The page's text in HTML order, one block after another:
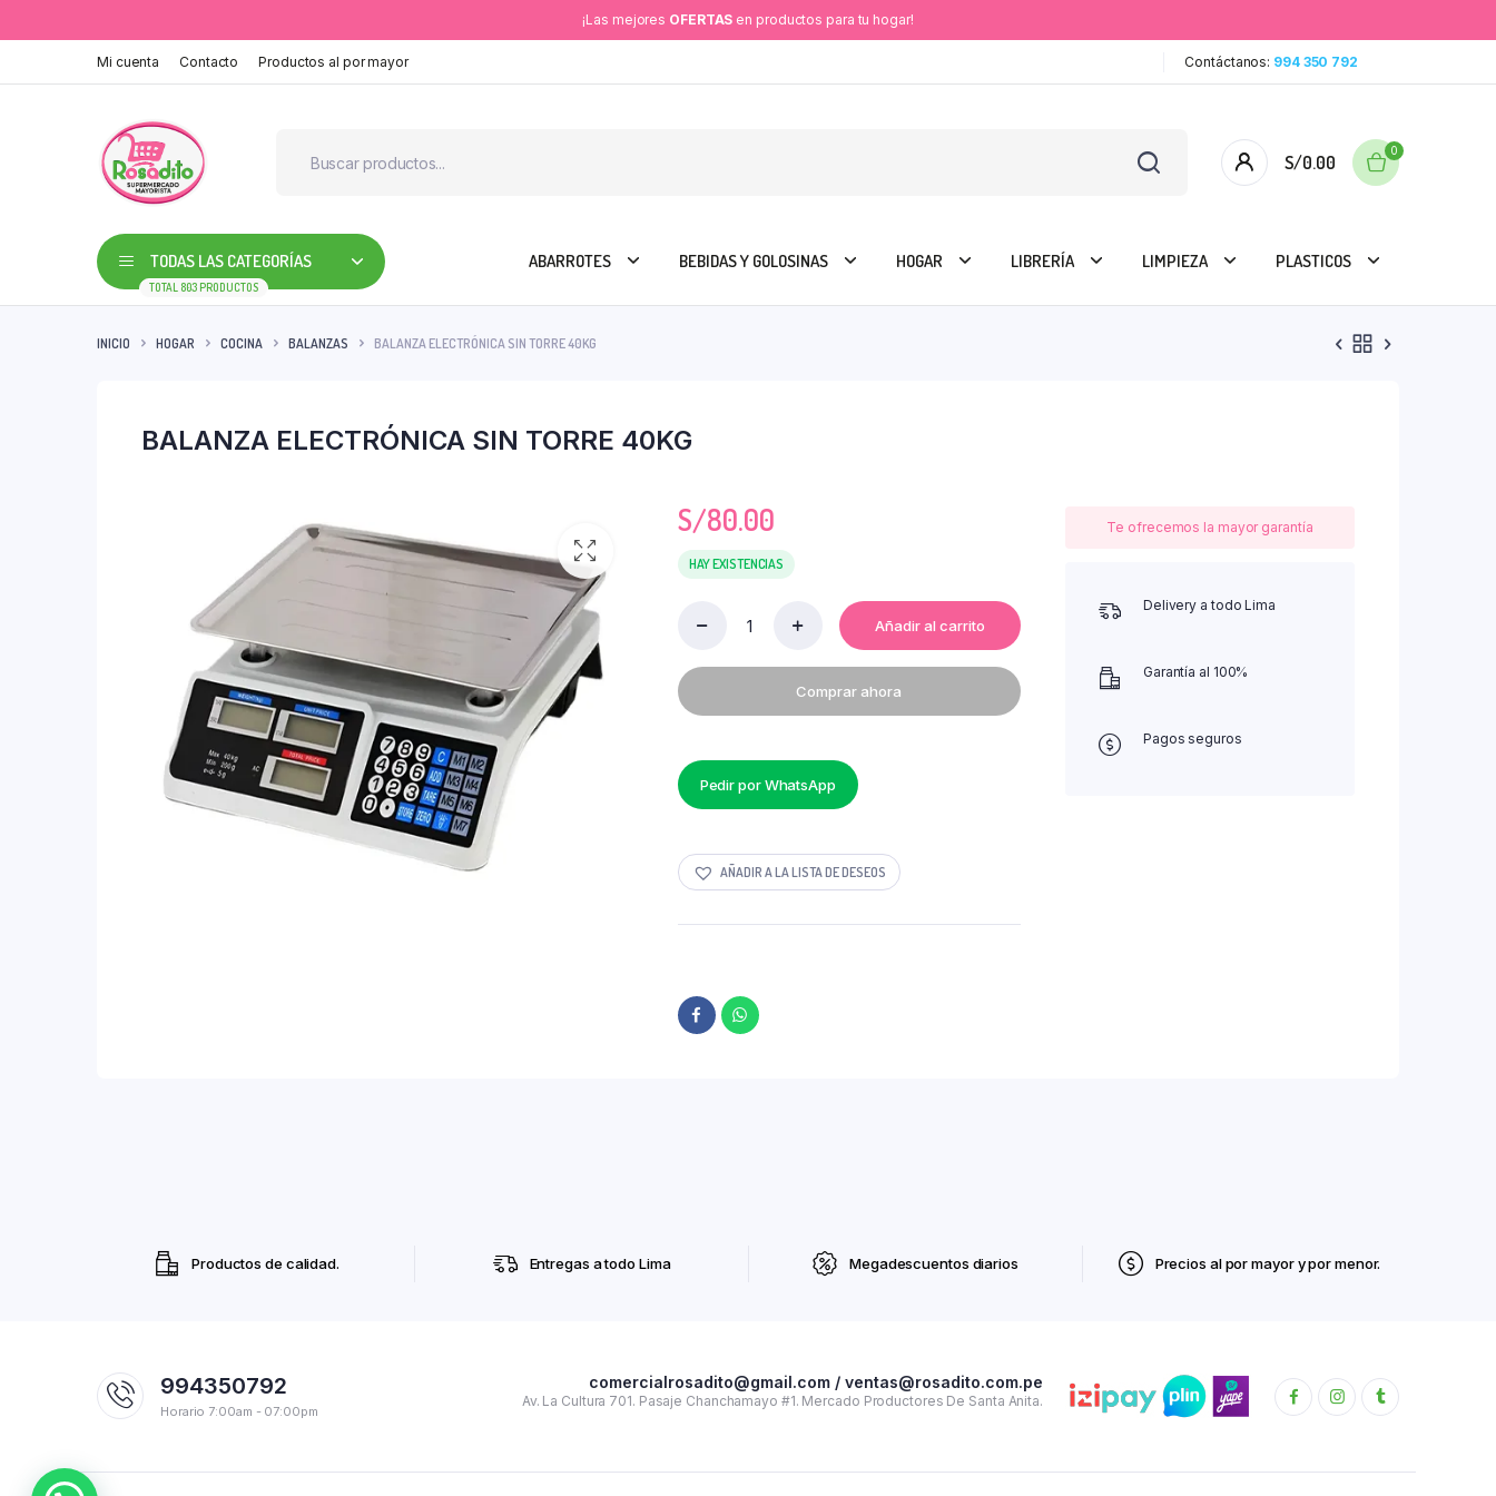
¡Las mejores OFERTAS en productos para tu hogar!
Mi cuenta Contacto Productos al por mayor Contáctanos: 994 350 792
S/0.00
0
TODAS LAS CATEGORÍAS
TOTAL 803 PRODUCTOS
ABARROTES BEBIDAS Y GOLOSINAS HOGAR LIBRERÍA LIMPIEZA PLASTICOS
INICIO HOGAR COCINA BALANZAS BALANZA ELECTRÓNICA SIN TORRE 40KG
BALANZA ELECTRÓNICA SIN TORRE 40KG
S/80.00
HAY EXISTENCIAS
SIN
TORRE
40KG
Añadir al carrito
Comprar ahora
Pedir por WhatsApp
AÑADIR A LA LISTA DE DESEOS
Te ofrecemos la mayor garantía
Delivery a todo Lima
Garantía al 100%
Pagos seguros
Productos de calidad. Entregas a todo Lima Megadescuentos diarios Precios al por mayor y por menor.
994350792
Horario 7:00am - 07:00pm
comercialrosadito@gmail.com / ventas@rosadito.com.pe
Av. La Cultura 701. Pasaje Chanchamayo #1. Mercado Productores De Santa Anita.